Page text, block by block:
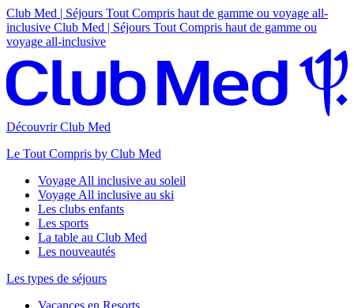
Club Med | Séjours Tout Compris haut de gamme ou voyage all-
inclusive Club Med | Séjours Tout Compris haut de gamme ou
voyage all-inclusive
Découvrir Club Med
Le Tout Compris by Club Med
Voyage All inclusive au soleil
Voyage All inclusive au ski
Les clubs enfants
Les sports
La table au Club Med
Les nouveautés
Les types de séjours